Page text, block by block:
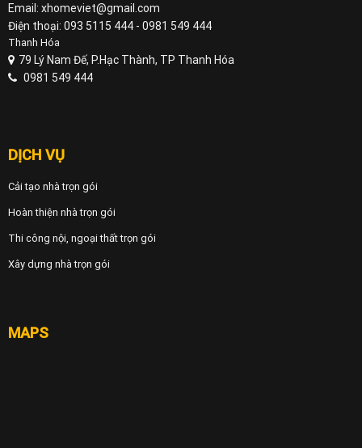
Email: xhomeviet@gmail.com
Điện thoại: 093 5115 444 - 0981 549 444
Thanh Hóa
79 Lý Nam Đế, P.Hạc Thành, TP Thanh Hóa
0981 549 444
DỊCH VỤ
Cải tạo nhà trọn gói
Hoàn thiện nhà trọn gói
Thi công nội, ngoại thất trọn gói
Xây dựng nhà trọn gói
MAPS